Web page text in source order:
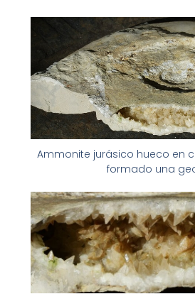
Ammonite jurásico hueco en
formado una